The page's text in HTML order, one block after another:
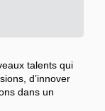
talents qui
d’innover
dans un